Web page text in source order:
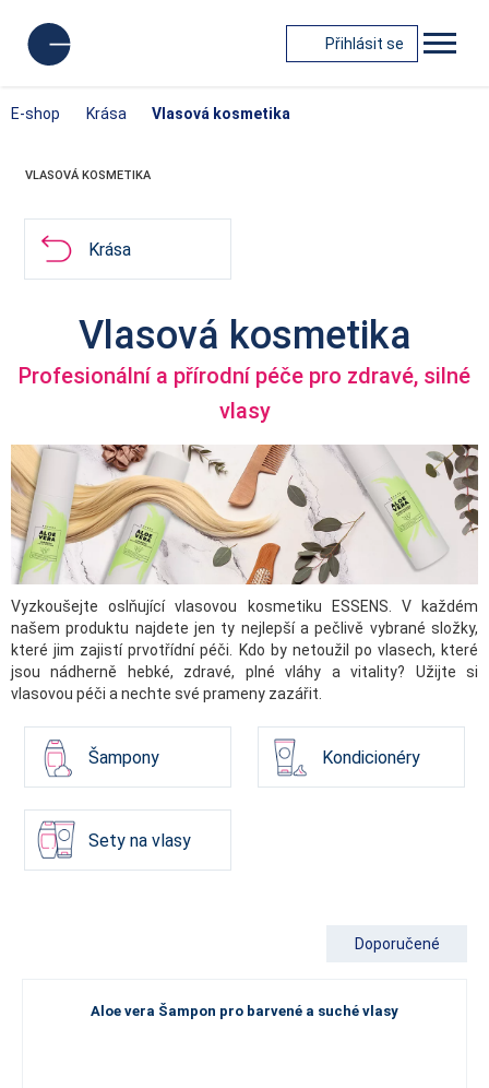
Přihlásit se
E-shop Krása Vlasová kosmetika
VLASOVÁ KOSMETIKA
Krása
Vlasová kosmetika
Profesionální a přírodní péče pro zdravé, silné
vlasy
Vyzkoušejte oslňující vlasovou kosmetiku ESSENS. V každém
našem produktu najdete jen ty nejlepší a pečlivě vybrané složky,
které jim zajistí prvotřídní péči. Kdo by netoužil po vlasech, které
jsou nádherně hebké, zdravé, plné vláhy a vitality? Užijte si
vlasovou péči a nechte své prameny zazářit.
Šampony Kondicionéry
Sety na vlasy
Doporučené
Aloe vera Šampon pro barvené a suché vlasy